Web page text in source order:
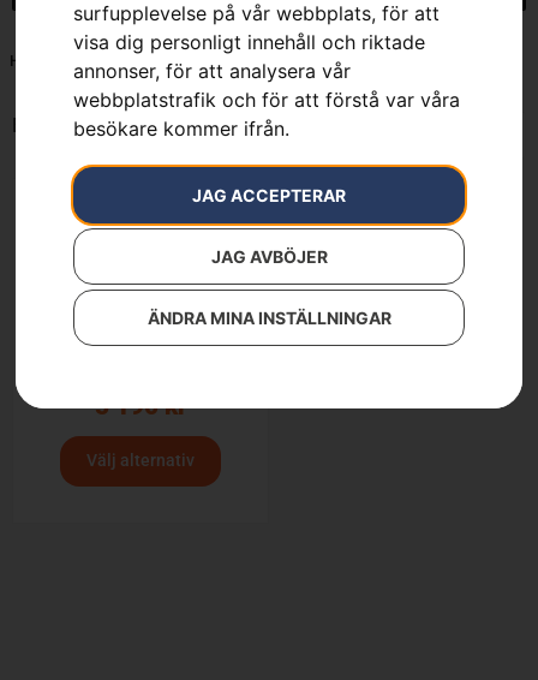
surfupplevelse på vår webbplats, för att
visa dig personligt innehåll och riktade
annonser, för att analysera vår
webbplatstrafik och för att förstå var våra
besökare kommer ifrån.
JAG ACCEPTERAR
JAG AVBÖJER
ÄNDRA MINA INSTÄLLNINGAR
Hem M - 7 cm längre ben 54/56
Endast ett sökresultat
5 190kr
Välj alternativ